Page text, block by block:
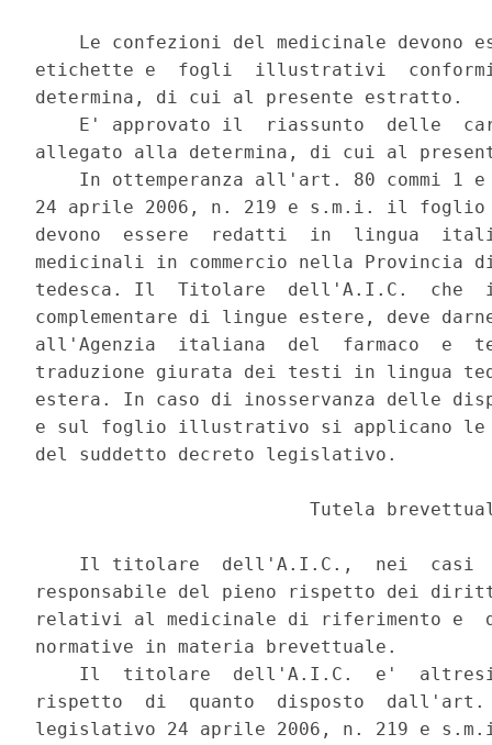
Le confezioni del medicinale devono
etichette e  fogli  illustrativi
determina, di cui al presente estratto.
E' approvato il  riassunto  delle
allegato alla determina, di cui al
In ottemperanza all'art. 80 commi 1
24 aprile 2006, n. 219 e s.m.i. il
devono  essere  redatti  in  lingua
medicinali in commercio nella Provincia
tedesca. Il  Titolare  dell'A.I.C.  che
complementare di lingue estere, deve
all'Agenzia  italiana  del  farmaco  e
traduzione giurata dei testi in lingua
estera. In caso di inosservanza delle
e sul foglio illustrativo si applicano
del suddetto decreto legislativo.
Tutela
Il titolare  dell'A.I.C.,  nei  casi
responsabile del pieno rispetto dei
relativi al medicinale di riferimento e
normative in materia brevettuale.
Il  titolare  dell'A.I.C.  e'
rispetto  di  quanto  disposto  dall'art.
legislativo 24 aprile 2006, n. 219 e